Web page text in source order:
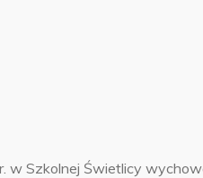
w Szkolnej Świetlicy